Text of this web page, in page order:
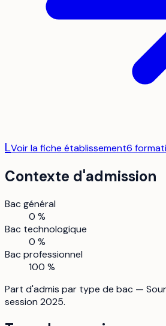
LVoir la fiche établissement6
Contexte d'admission
Bac général
0 %
Bac technologique
0 %
Bac professionnel
100 %
Part d'admis par type de bac —
session 2025.